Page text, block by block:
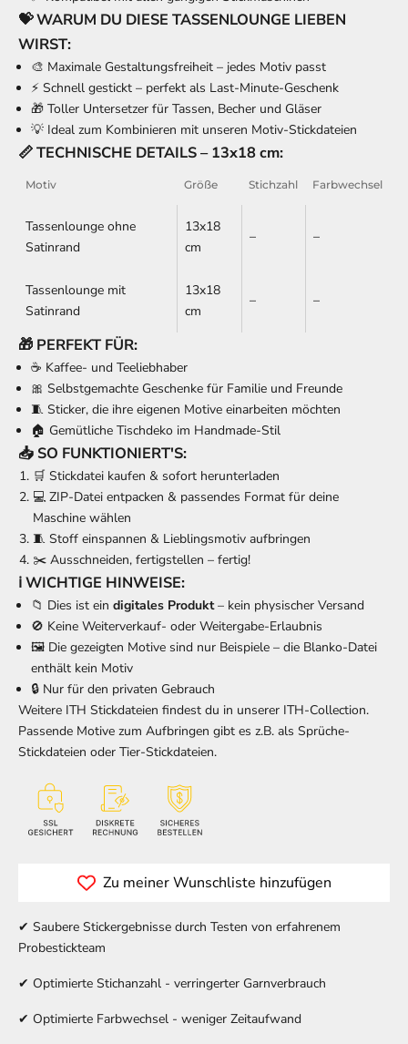
💝 WARUM DU DIESE TASSENLOUNGE LIEBEN
WIRST:
🎨 Maximale Gestaltungsfreiheit – jedes Motiv passt
⚡ Schnell gestickt – perfekt als Last-Minute-Geschenk
🎁 Toller Untersetzer für Tassen, Becher und Gläser
💡 Ideal zum Kombinieren mit unseren Motiv-Stickdateien
📏 TECHNISCHE DETAILS – 13x18 cm:
Motiv Größe Stichzahl Farbwechsel
Tassenlounge ohne
Satinrand
13x18
cm
– –
Tassenlounge mit
Satinrand
13x18
cm
– –
🎁 PERFEKT FÜR:
☕ Kaffee- und Teeliebhaber
🎀 Selbstgemachte Geschenke für Familie und Freunde
🧵 Sticker, die ihre eigenen Motive einarbeiten möchten
🏠 Gemütliche Tischdeko im Handmade-Stil
📥 SO FUNKTIONIERT'S:
🛒 Stickdatei kaufen & sofort herunterladen
💻 ZIP-Datei entpacken & passendes Format für deine
Maschine wählen
🧵 Stoff einspannen & Lieblingsmotiv aufbringen
✂️ Ausschneiden, fertigstellen – fertig!
ℹ️ WICHTIGE HINWEISE:
📁 Dies ist ein digitales Produkt– kein physischer Versand
🚫 Keine Weiterverkauf- oder Weitergabe-Erlaubnis
🖼️ Die gezeigten Motive sind nur Beispiele – die Blanko-Datei
enthält kein Motiv
🔒 Nur für den privaten Gebrauch
Weitere ITH Stickdateien findest du in unserer ITH-Collection.
Passende Motive zum Aufbringen gibt es z.B. als Sprüche-
Stickdateien oder Tier-Stickdateien.
Zu meiner Wunschliste hinzufügen
✔ Saubere Stickergebnisse durch Testen von erfahrenem
Probestickteam
✔ Optimierte Stichanzahl - verringerter Garnverbrauch
✔ Optimierte Farbwechsel - weniger Zeitaufwand